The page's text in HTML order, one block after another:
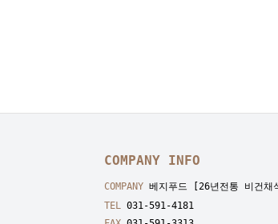
COMPANY INFO
COMPANY 베지푸드 [26년전통 비건
TEL 031-591-4181